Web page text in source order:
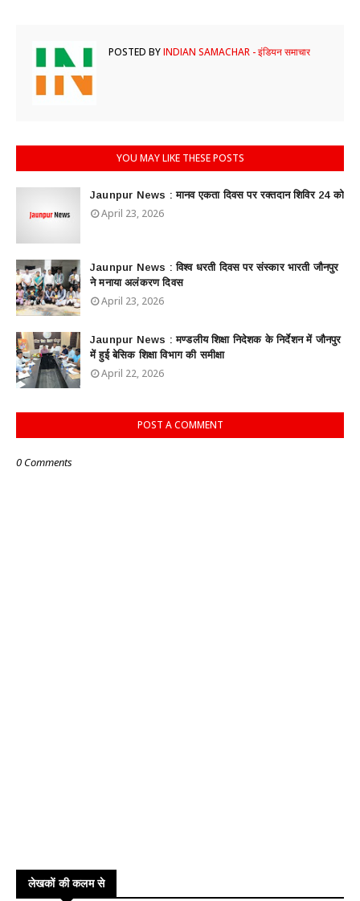
POSTED BYINDIAN SAMACHAR - इंडियन समाचार
YOU MAY LIKE THESE POSTS
Jaunpur News : ​मानव एकता दिवस पर रक्तदान शिविर 24 को
April 23, 2026
Jaunpur News : विश्व धरती दिवस पर संस्कार भारती जौनपुर
ने मनाया अलंकरण दिवस
April 23, 2026
Jaunpur News : ​मण्डलीय शिक्षा निदेशक के निर्देशन में जौनपुर
में हुई बेसिक शिक्षा विभाग की समीक्षा
April 22, 2026
POST A COMMENT
0 Comments
लेखकों की कलम से